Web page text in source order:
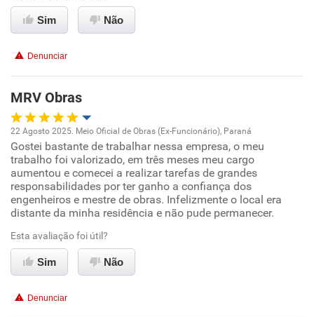
Recomenda a diretoria
Sim Não
Denunciar
MRV Obras
Oportunidade de promoção
Ambiente de trabalho
Conciliação com a vida familiar
Benefícios
22 Agosto 2025. Meio Oficial de Obras (Ex-Funcionário), Paraná
Gostei bastante de trabalhar nessa empresa, o meu
trabalho foi valorizado, em três meses meu cargo
aumentou e comecei a realizar tarefas de grandes
responsabilidades por ter ganho a confiança dos
engenheiros e mestre de obras. Infelizmente o local era
distante da minha residência e não pude permanecer.
Esta avaliação foi útil?
Sim Não
Denunciar